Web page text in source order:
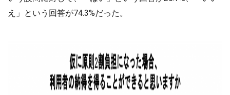
え」という回答が74.3%だった。